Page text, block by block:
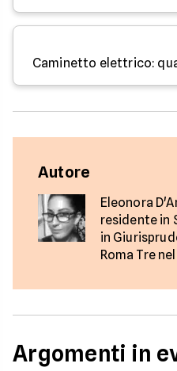
Autore
Eleonora
residente in
in
Roma Tre
Argomenti in